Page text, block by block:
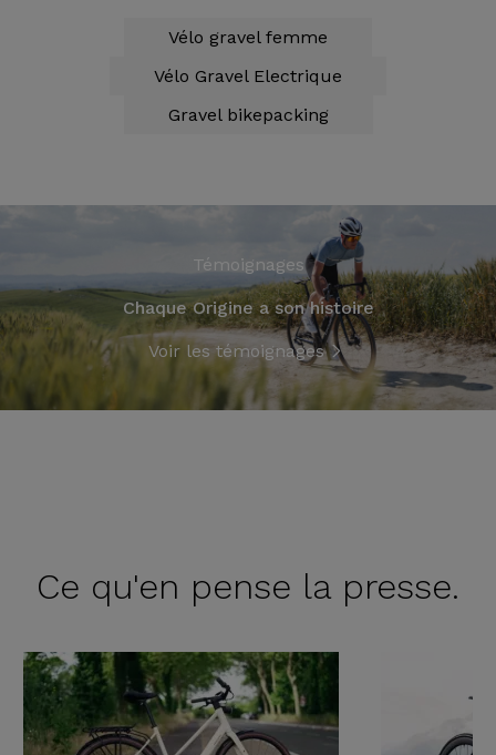
Vélo gravel femme
Vélo Gravel Electrique
Gravel bikepacking
Témoignages
Chaque Origine a son histoire
Voir les témoignages
Ce qu'en pense la presse.